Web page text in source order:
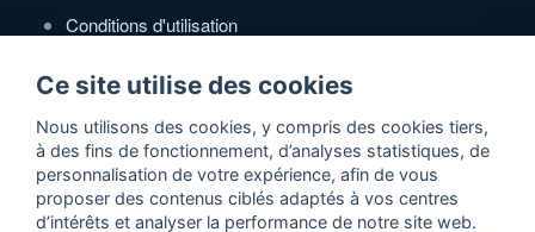
Conditions d'utilisation
Partenaires
Zone Annonces Gratuites
Locations vacances entre particuliers
Ce site utilise des cookies
Nous utilisons des cookies, y compris des cookies tiers,
à des fins de fonctionnement, d’analyses statistiques, de
personnalisation de votre expérience, afin de vous
proposer des contenus ciblés adaptés à vos centres
d’intérêts et analyser la performance de notre site web.